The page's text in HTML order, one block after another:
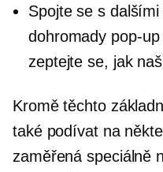
Spojte se s
dohromady pop-up
zeptejte se, jak
Kromě těchto
také podívat na
zaměřená speciálně